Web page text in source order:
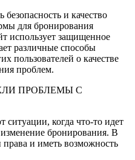
и качество
для бронирования
использует защищенное
различные способы
пользователей о качестве
проблем.
ПРОБЛЕМЫ С
когда что-то идет
бронирования. В
права и иметь возможность